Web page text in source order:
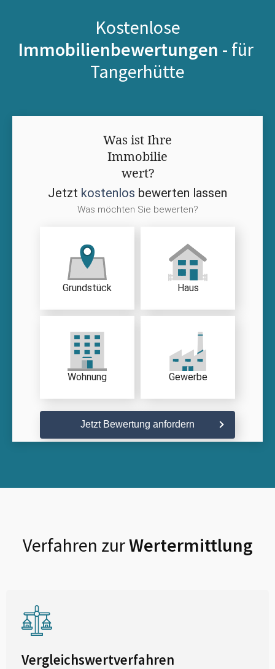
Kostenlose
Immobilienbewertungen - für
Tangerhütte
Was ist Ihre
Immobilie
wert?
Jetzt kostenlos bewerten lassen
Was möchten Sie bewerten?
Grundstück Haus
Wohnung Gewerbe
Jetzt Bewertung anfordern
Verfahren zurWertermittlung
Vergleichswertverfahren